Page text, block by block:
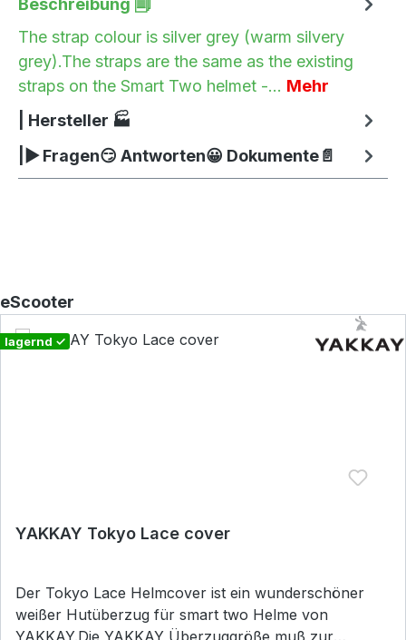
Beschreibung 🗐
The strap colour is silver grey (warm silvery
grey).The straps are the same as the existing
straps on the Smart Two helmet -… Mehr
| Hersteller 🏭
|▶ Fragen😏 Antworten😀 Dokumente📄
Produktgalerie überspringen
eScooter
lagernd ✓
YAKKAY Tokyo Lace cover
Der Tokyo Lace Helmcover ist ein wunderschöner
weißer Hutüberzug für smart two Helme von
YAKKAY.Die YAKKAY Überzuggröße muß zur